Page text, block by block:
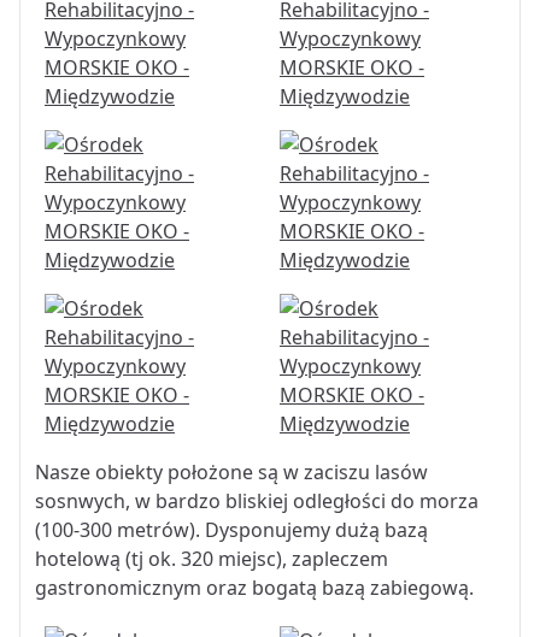
Nasze obiekty położone są w zaciszu lasów
sosnwych, w bardzo bliskiej odległości do morza
(100-300 metrów). Dysponujemy dużą bazą
hotelową (tj ok. 320 miejsc), zapleczem
gastronomicznym oraz bogatą bazą zabiegową.